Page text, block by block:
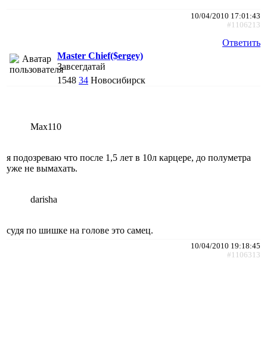
10/04/2010 17:01:43
#1106213
Ответить
Master Chief($ergey)
Завсегдатай
1548 34 Новосибирск
Max110
я подозреваю что после 1,5 лет в 10л карцере, до полуметра
уже не вымахать.
darisha
судя по шишке на голове это самец.
10/04/2010 19:18:45
#1106313